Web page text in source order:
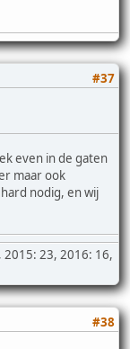
#37
even in de gaten
maar ook
nodig, en wij
23, 2016: 16,
#38